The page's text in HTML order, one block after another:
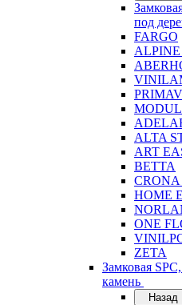
под
FARGO
ALPINE
ALTA
ART
BETTA
CRONA
HOME
ONE
ZETA
Замковая
камень
Назад